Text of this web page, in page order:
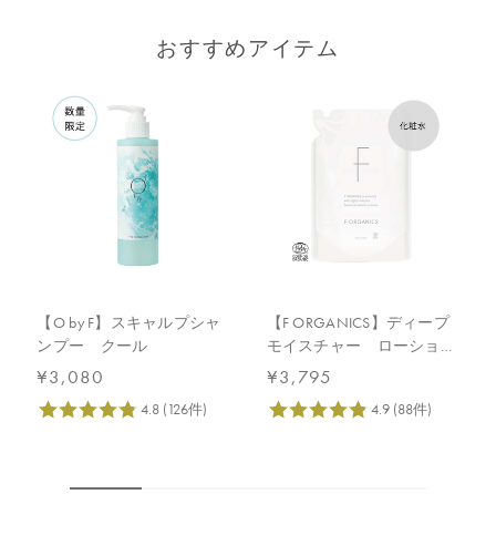
おすすめアイテム
【O by F】スキャルプシャ
ンプー クール
¥3,080
【F ORGANICS】ディープ
モイスチャー ローショ
ン 詰替え用 140mL
¥3,795